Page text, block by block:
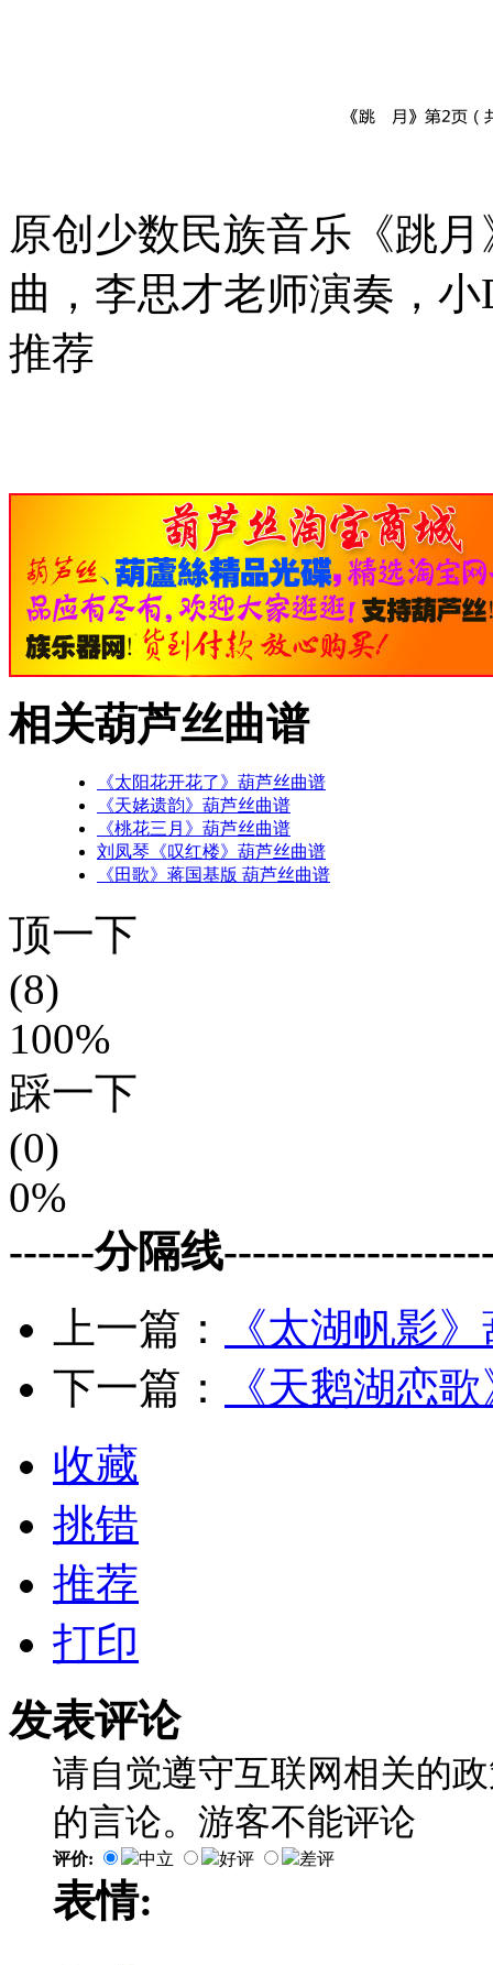
原创少数民族音乐《跳
曲，李思才老师演奏，
推荐
相关葫芦丝曲谱
《太阳花开花了》葫芦丝曲谱
《天姥遗韵》葫芦丝曲谱
《桃花三月》葫芦丝曲谱
刘凤琴《叹红楼》葫芦丝曲谱
《田歌》蒋国基版 葫芦丝曲谱
顶一下
(8)
100%
踩一下
(0)
0%
------分隔线
上一篇：
《太湖帆影
下一篇：
《天鹅湖恋
收藏
挑错
推荐
打印
发表评论
请自觉遵守互联网相关的
的言论。游客不能评论
评价: 中立 好评 差评
表情: